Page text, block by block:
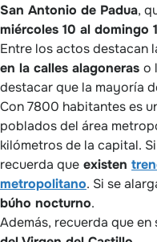
San Antonio de Padua,
miércoles 10 al domingo
Entre los actos destacan
en la calles alagoneras o
destacar que la mayoría
Con 7800 habitantes es
poblados del área
kilómetros de la capital.
recuerda que existen
metropolitano. Si se
búho nocturno.
Además, recuerda que